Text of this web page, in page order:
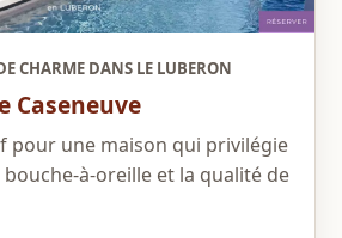
CHARME DANS LE LUBERON
Caseneuve
pour une maison qui privilégie
à-oreille et la qualité de